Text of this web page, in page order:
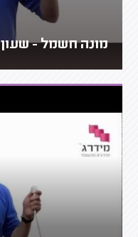
מונה חשמל -